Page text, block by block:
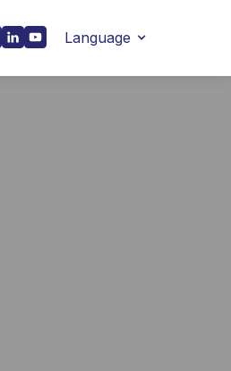
Language